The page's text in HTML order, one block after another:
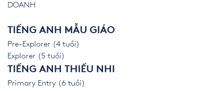
DOANH
TIẾNG ANH MẪU GIÁO
Pre-Explorer (4 tuổi)
Explorer (5 tuổi)
TIẾNG ANH THIẾU NHI
Primary Entry (6 tuổi)